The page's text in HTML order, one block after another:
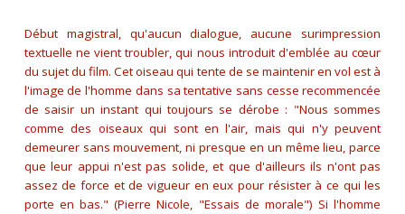
Début magistral, qu'aucun dialogue, aucune surimpression
textuelle ne vient troubler, qui nous introduit d'emblée au cœur
du sujet du film. Cet oiseau qui tente de se maintenir en vol est à
l'image de l'homme dans sa tentative sans cesse recommencée
de saisir un instant qui toujours se dérobe : "Nous sommes
comme des oiseaux qui sont en l'air, mais qui n'y peuvent
demeurer sans mouvement, ni presque en un même lieu, parce
que leur appui n'est pas solide, et que d'ailleurs ils n'ont pas
assez de force et de vigueur en eux pour résister à ce qui les
porte en bas." (Pierre Nicole, "Essais de morale") Si l'homme